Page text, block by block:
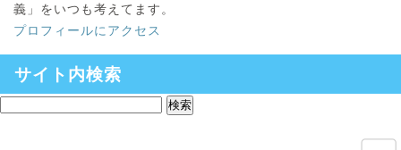
義」をいつも考えてます。
プロフィールにアクセス
サイト内検索